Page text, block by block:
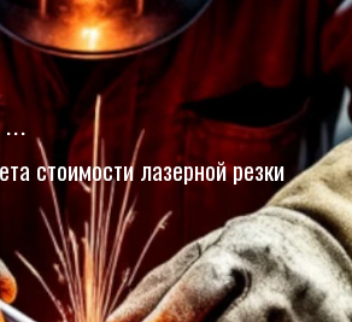
стоимости лазерной резки